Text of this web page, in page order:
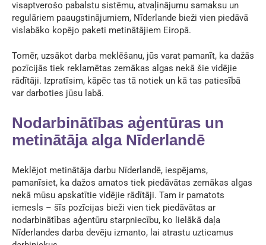
visaptverošo pabalstu sistēmu, atvaļinājumu samaksu un
regulāriem paaugstinājumiem, Nīderlande bieži vien piedāvā
vislabāko kopējo paketi metinātājiem Eiropā.
Tomēr, uzsākot darba meklēšanu, jūs varat pamanīt, ka dažās
pozīcijās tiek reklamētas zemākas algas nekā šie vidējie
rādītāji. Izpratīsim, kāpēc tas tā notiek un kā tas patiesībā
var darboties jūsu labā.
Nodarbinātības aģentūras un
metinātāja alga Nīderlandē
Meklējot metinātāja darbu Nīderlandē, iespējams,
pamanīsiet, ka dažos amatos tiek piedāvātas zemākas algas
nekā mūsu apskatītie vidējie rādītāji. Tam ir pamatots
iemesls – šīs pozīcijas bieži vien tiek piedāvātas ar
nodarbinātības aģentūru starpniecību, ko lielākā daļa
Nīderlandes darba devēju izmanto, lai atrastu uzticamus